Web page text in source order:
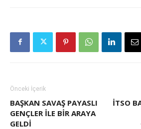
Önceki İçerik
BAŞKAN SAVAŞ PAYASLI
GENÇLER İLE BİR ARAYA
GELDİ
İTSO